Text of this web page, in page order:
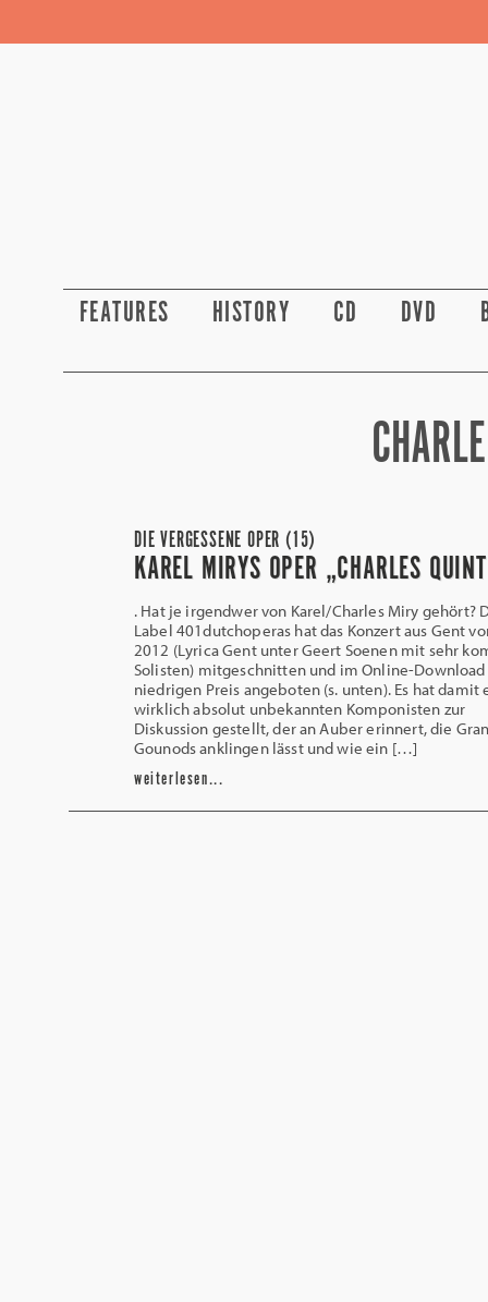
FEATURES HISTORY CD DVD
DIE VERGESSENE OPER (15)
KAREL MIRYS OPER „CHARLES
. Hat je irgendwer von Karel/Charles Miry gehört?
Label 401dutchoperas hat das Konzert aus Gent
2012 (Lyrica Gent unter Geert Soenen mit sehr
Solisten) mitgeschnitten und im Online-Download
niedrigen Preis angeboten (s. unten). Es hat damit
wirklich absolut unbekannten Komponisten zur
Diskussion gestellt, der an Auber erinnert, die
Gounods anklingen lässt und wie ein […]
weiterlesen...